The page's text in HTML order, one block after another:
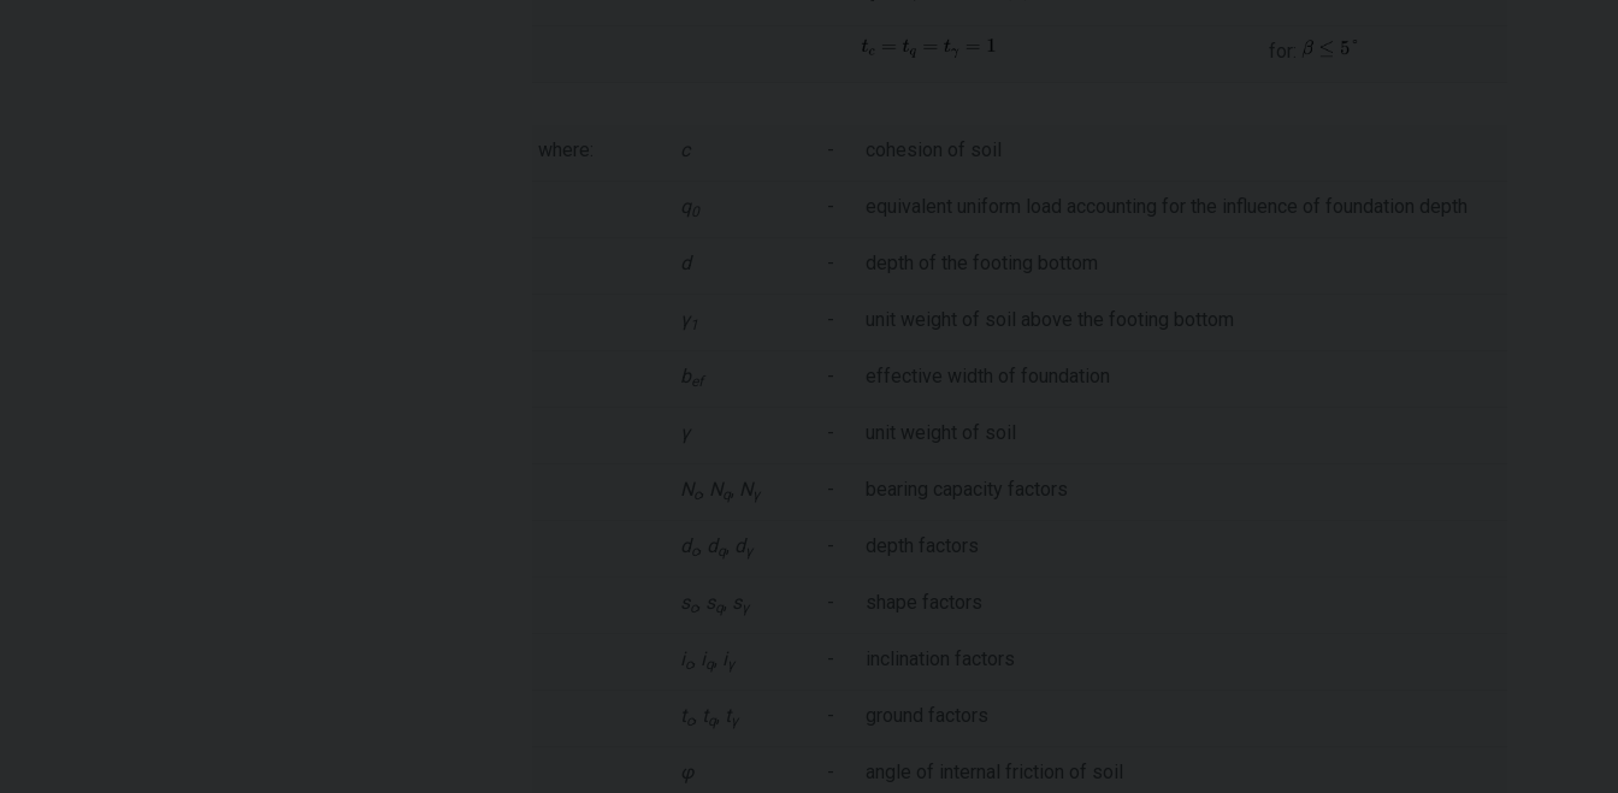
for:
where: c - cohesion of soil
q - equivalent uniform load accounting for the influence of foundation depth
d - depth of the footing bottom
γ 1 - unit weight of soil above the footing bottom
bef - effective width of foundation
γ - unit weight of soil
N , N q, Nγ - bearing capacity factors
d , d q, dγ - depth factors
s , s q, sγ - shape factors
i , i q, iγ - inclination factors
t , t q, tγ - ground factors
φ - angle of internal friction of soil